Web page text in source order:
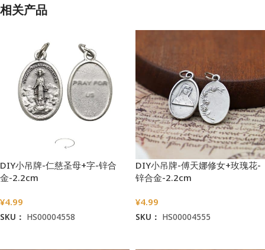
相关产品
DIY小吊牌-仁慈圣母+字-锌合
金-2.2cm
¥4.99
SKU： HS00004558
DIY小吊牌-傅天娜修女+玫瑰花-
锌合金-2.2cm
¥4.99
SKU： HS00004555